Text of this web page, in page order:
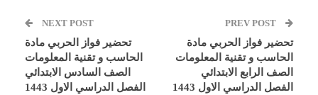
تحضير فواز الحربي مادة
الحاسب و تقنية المعلومات
الصف الرابع الابتدائي
الفصل الدراسي الاول 1443
NEXT POST
تحضير فواز الحربي مادة
الحاسب و تقنية المعلومات
الصف السادس الابتدائي
الفصل الدراسي الاول 1443